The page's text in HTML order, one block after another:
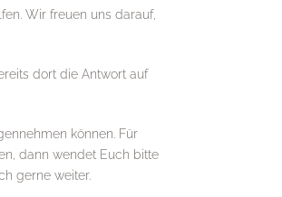
Wir freuen uns darauf,
dort die Antwort auf
können. Für
dann wendet Euch bitte
gerne weiter.